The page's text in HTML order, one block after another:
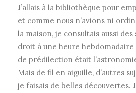
J’allais à la bibliothèque pour
et comme nous n’avions ni
la maison, je consultais aussi des
droit à une heure
de prédilection était
Mais de fil en aiguille, d’autres
je faisais de belles découvertes.